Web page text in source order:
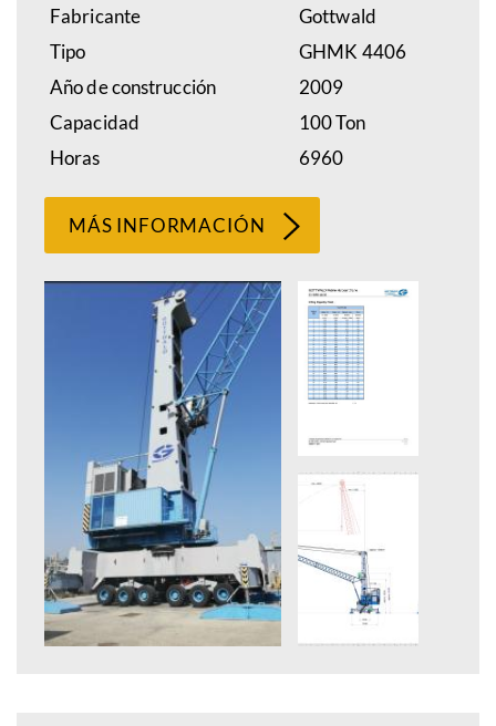
Fabricante
Gottwald
Tipo
GHMK 4406
Año de construcción
2009
Capacidad
100 Ton
Horas
6960
MÁS INFORMACIÓN